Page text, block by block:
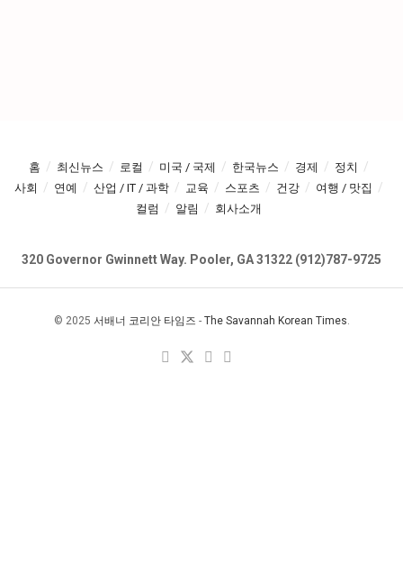
홈 최신뉴스 로컬 미국 / 국제 한국뉴스 경제
정치
사회
연예 산업 / IT / 과학 교육 스포츠 건강
여행 / 맛집
컬럼
알림 회사소개
320 Governor Gwinnett Way. Pooler, GA 31322 (912)787-9725
© 2025 서배너 코리안 타임즈 - The Savannah Korean Times.